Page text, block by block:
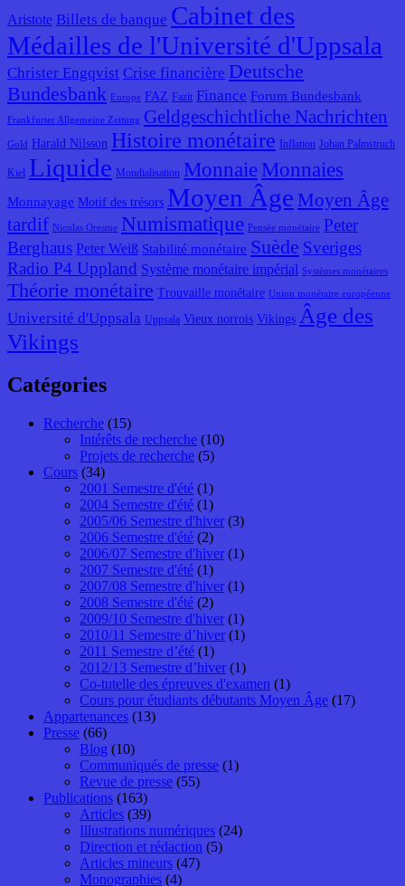
Aristote Billets de banque Cabinet des
Médailles de l'Université d'Uppsala
Christer Engqvist Crise financière Deutsche
Bundesbank
Europe FAZ Fazit Finance Forum Bundesbank
Frankfurter Allgemeine Zeitung Geldgeschichtliche Nachrichten
Gold Harald Nilsson Histoire monétaire Inflation Johan Palmstruch
Kiel Liquide Mondialisation Monnaie Monnaies
Monnayage Motif des trésors Moyen Âge Moyen Âge
tardif Nicolas Oresme Numismatique Pensée monétaire Peter
Berghaus Peter Weiß Stabilité monétaire Suède Sveriges
Radio P4 Uppland Système monétaire impérial Systèmes monétaires
Théorie monétaire Trouvaille monétaire Union monétaire européenne
Université d'Uppsala Uppsala Vieux norrois Vikings Âge des
Vikings
Catégories
Recherche (15)
Intérêts de recherche (10)
Projets de recherche (5)
Cours (34)
2001 Semestre d'été (1)
2004 Semestre d'été (1)
2005/06 Semestre d'hiver (3)
2006 Semestre d'été (2)
2006/07 Semestre d'hiver (1)
2007 Semestre d'été (1)
2007/08 Semestre d'hiver (1)
2008 Semestre d'été (2)
2009/10 Semestre d'hiver (1)
2010/11 Semestre d’hiver (1)
2011 Semestre d’été (1)
2012/13 Semestre d’hiver (1)
Co-tutelle des épreuves d'examen (1)
Cours pour étudiants débutants Moyen Âge (17)
Appartenances (13)
Presse (66)
Blog (10)
Communiqués de presse (1)
Revue de presse (55)
Publications (163)
Articles (39)
Illustrations numériques (24)
Direction et rédaction (5)
Articles mineurs (47)
Monographies (4)